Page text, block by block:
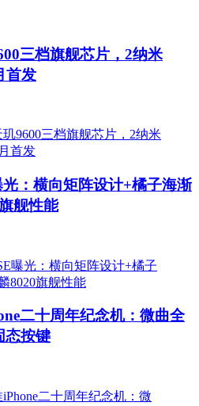
三档旗舰芯片，2纳米
首发
：横向矩阵设计+橘子海渐
舰性能
二十周年纪念机：微曲全
态按键